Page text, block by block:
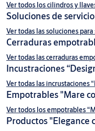
Ver todos los cilindros y
Soluciones de
Ver todas las soluciones
Cerraduras
Ver todas las cerraduras
Incustraciones
Ver todas las incrustaciones
Empotrables "Mare
Ver todos los empotrables
Productos "Elegance